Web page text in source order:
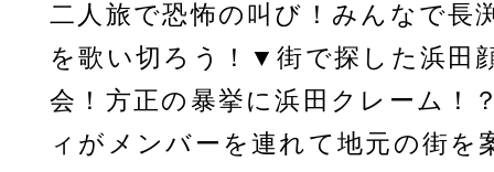
二人旅で恐怖の叫び！みんなで長
を歌い切ろう！▼街で探した浜田
会！方正の暴挙に浜田クレーム！
ィがメンバーを連れて地元の街を